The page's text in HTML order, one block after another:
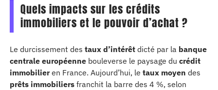
Quels impacts sur les crédits
immobiliers et le pouvoir d’achat ?
Le durcissement des taux d’intérêt dicté par la banque
centrale européenne bouleverse le paysage du crédit
immobilieren France. Aujourd’hui, le taux moyen des
prêts immobiliers franchit la barre des 4 %, selon